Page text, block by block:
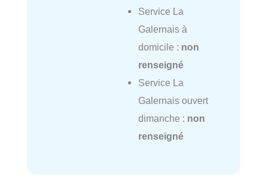
Service La
Galernais à
domicile : non
renseigné
Service La
Galernais ouvert
dimanche : non
renseigné